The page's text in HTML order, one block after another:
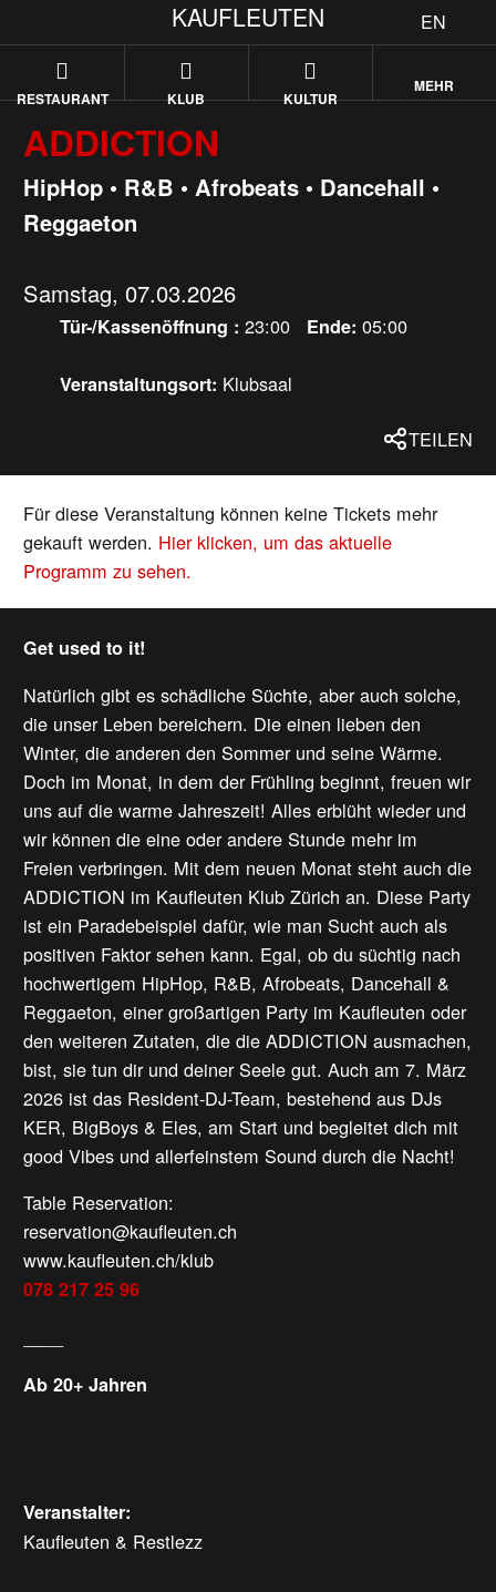
EN
KAUFLEUTEN
RESTAURANT KLUB KULTUR
MEHR
ADDICTION
HipHop • R&B • Afrobeats • Dancehall •
Reggaeton
Samstag, 07.03.2026
Tür-/Kassenöffnung : 23:00 Ende: 05:00
Veranstaltungsort: Klubsaal
TEILEN
Für diese Veranstaltung können keine Tickets mehr
gekauft werden. Hier klicken, um das aktuelle
Programm zu sehen.
Get used to it!
Natürlich gibt es schädliche Süchte, aber auch solche,
die unser Leben bereichern. Die einen lieben den
Winter, die anderen den Sommer und seine Wärme.
Doch im Monat, in dem der Frühling beginnt, freuen wir
uns auf die warme Jahreszeit! Alles erblüht wieder und
wir können die eine oder andere Stunde mehr im
Freien verbringen. Mit dem neuen Monat steht auch die
ADDICTION im Kaufleuten Klub Zürich an. Diese Party
ist ein Paradebeispiel dafür, wie man Sucht auch als
positiven Faktor sehen kann. Egal, ob du süchtig nach
hochwertigem HipHop, R&B, Afrobeats, Dancehall &
Reggaeton, einer großartigen Party im Kaufleuten oder
den weiteren Zutaten, die die ADDICTION ausmachen,
bist, sie tun dir und deiner Seele gut. Auch am 7. März
2026 ist das Resident-DJ-Team, bestehend aus DJs
KER, BigBoys & Eles, am Start und begleitet dich mit
good Vibes und allerfeinstem Sound durch die Nacht!
Table Reservation:
reservation@kaufleuten.ch
www.kaufleuten.ch/klub
078 217 25 96
Ab 20+ Jahren
Veranstalter:
Kaufleuten & Restlezz